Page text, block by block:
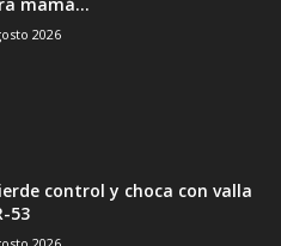
2026
control y choca con valla
53